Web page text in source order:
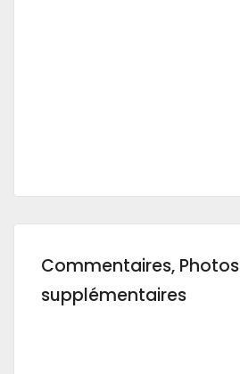
Commentaires, Photos
supplémentaires